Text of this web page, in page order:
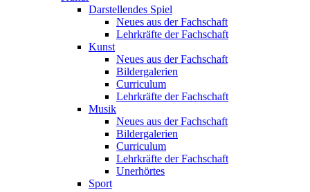
Darstellendes Spiel
Neues aus der Fachschaft
Lehrkräfte der Fachschaft
Kunst
Neues aus der Fachschaft
Bildergalerien
Curriculum
Lehrkräfte der Fachschaft
Musik
Neues aus der Fachschaft
Bildergalerien
Curriculum
Lehrkräfte der Fachschaft
Unerhörtes
Sport